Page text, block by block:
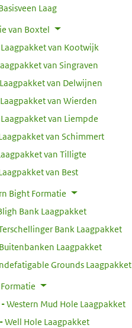
Laag
van Boxtel
Laagpakket van Kootwijk
van Singraven
Laagpakket van Delwijnen
Laagpakket van Wierden
Laagpakket van Liempde
van Schimmert
van Tilligte
van Best
Bight Formatie
Bank Laagpakket
Bank Laagpakket
Buitenbanken Laagpakket
Grounds Laagpakket
Western Mud Hole Laagpakket
Well Hole Laagpakket